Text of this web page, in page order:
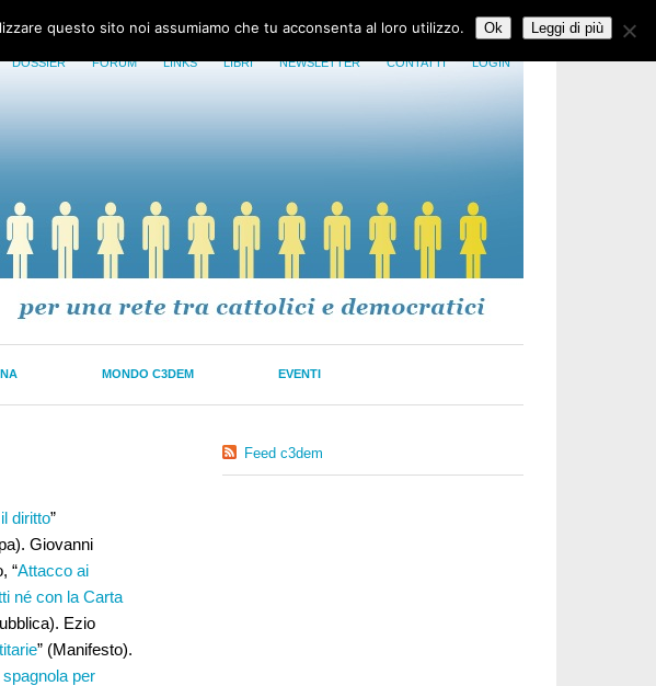
DOSSIER FORUM LINKS LIBRI NEWSLETTER CONTATTI LOGIN
MONDO C3DEM EVENTI
diritto”
Giovanni
“Attacco ai
né con la Carta
Ezio
” (Manifesto).
per
Feed c3dem
questo sito noi assumiamo che tu acconsenta al loro utilizzo. Ok Leggi di più